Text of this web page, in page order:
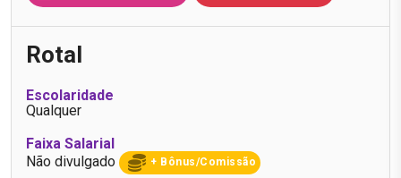
Rotal
Escolaridade
Qualquer
Faixa Salarial
Não divulgado
+ Bônus/Comissão